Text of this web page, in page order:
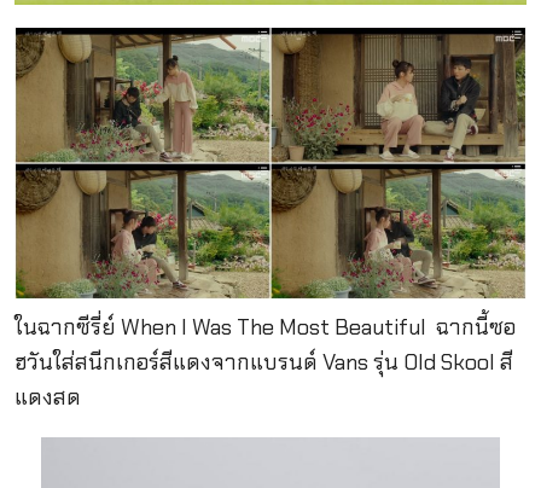
ในฉากซีรี่ย์ When I Was The Most Beautiful ฉากนี้ซอ
ฮวันใส่สนีกเกอร์สีแดงจากแบรนด์ Vans รุ่น Old Skool สี
แดงสด